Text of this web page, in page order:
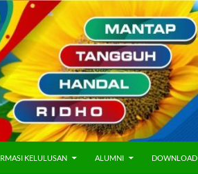
KELULUSAN ALUMNI DOWNLOAD